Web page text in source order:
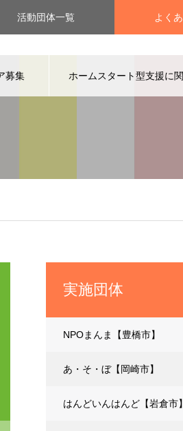
活動団体一覧 よく
募集 ホームスタート型支援に
実施団体
NPOまんま【豊橋市】
あ・そ・ぼ【岡崎市】
はんどいんはんど【岩倉市】